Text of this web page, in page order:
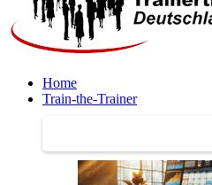
Home
Train-the-Trainer